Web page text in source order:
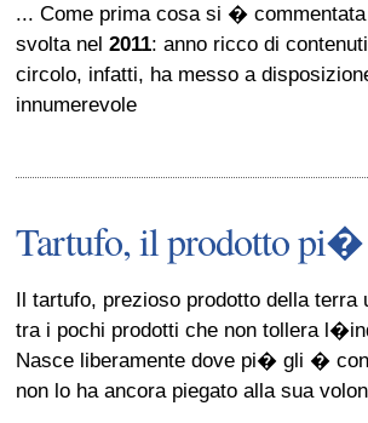
... Come prima cosa si �
svolta nel2011: anno ricco di
circolo, infatti, ha messo a
innumerevole
Tartufo, il prodotto
Il tartufo, prezioso prodotto della terra
tra i pochi prodotti che non tollera
Nasce liberamente dove pi� gli �
non lo ha ancora piegato alla sua